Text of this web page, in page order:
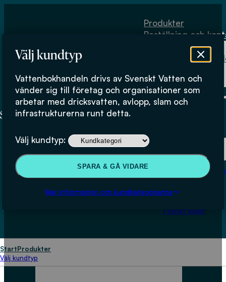
Välj kundtyp
Vattenbokhandeln drivs av Svenskt Vatten och
vänder sig till företag och organisationer som
arbetar med dricksvatten, avlopp, slam och
infrastrukturerna runt detta.
Välj kundtyp:
SPARA & GÅ VIDARE
Mer information om kundkategorierna
Produkter
Beställning och
Fysiskt lager
Beställning och kontakt
Om
Köpvillkor
Fysiskt lager
StartProdukter
Välj kundtyp